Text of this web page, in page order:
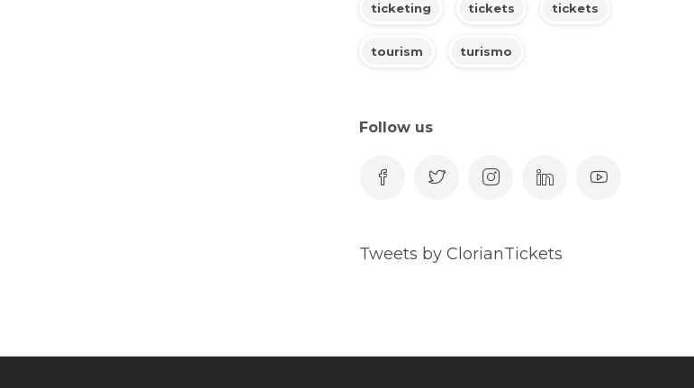
ticketing tickets tickets
tourism turismo
Follow us
Tweets by ClorianTickets